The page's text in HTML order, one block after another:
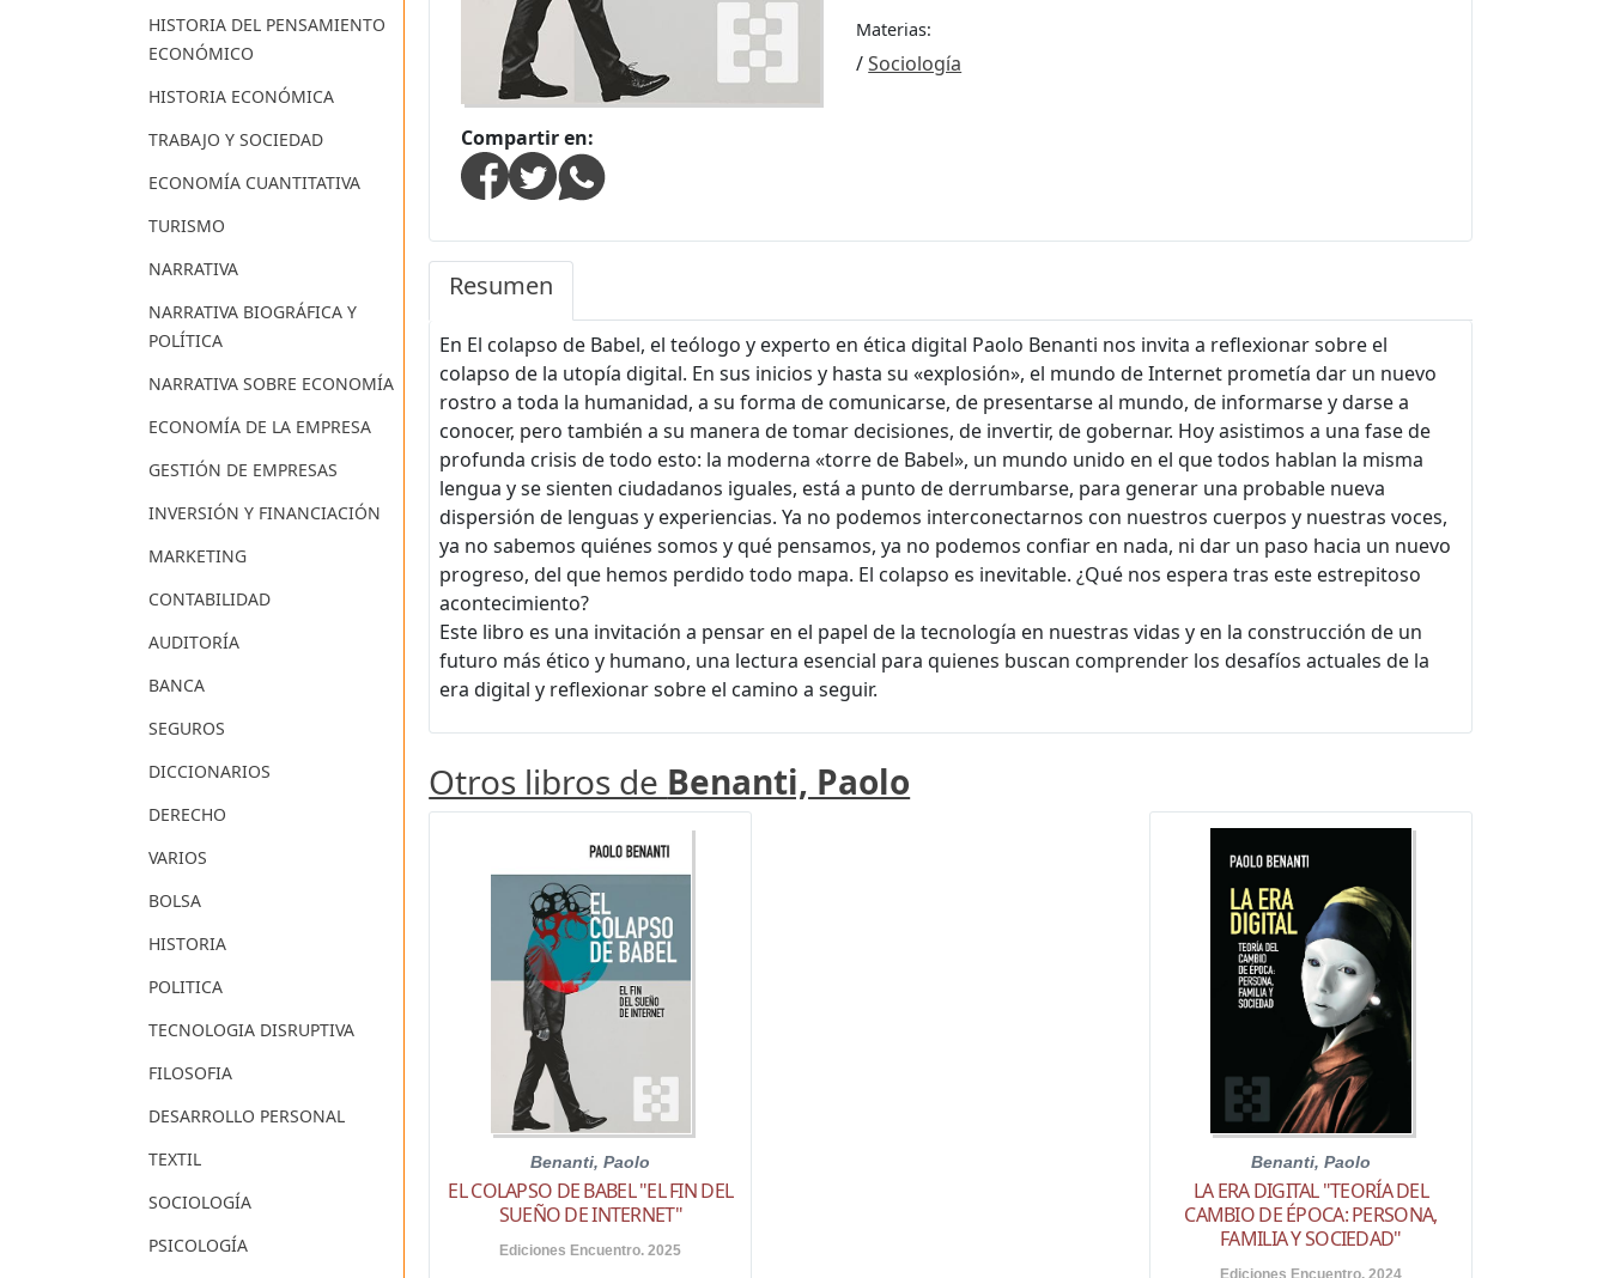
HISTORIA DEL PENSAMIENTO
ECONÓMICO
HISTORIA ECONÓMICA
TRABAJO Y SOCIEDAD
ECONOMÍA CUANTITATIVA
TURISMO
NARRATIVA
NARRATIVA BIOGRÁFICA Y
POLÍTICA
NARRATIVA SOBRE ECONOMÍA
ECONOMÍA DE LA EMPRESA
GESTIÓN DE EMPRESAS
INVERSIÓN Y FINANCIACIÓN
MARKETING
CONTABILIDAD
AUDITORÍA
BANCA
SEGUROS
DICCIONARIOS
DERECHO
VARIOS
BOLSA
HISTORIA
POLITICA
TECNOLOGIA DISRUPTIVA
FILOSOFIA
DESARROLLO PERSONAL
TEXTIL
SOCIOLOGÍA
PSICOLOGÍA
Compartir en:
Materias:
/Sociología
Resumen
En El colapso de Babel, el teólogo y experto en ética digital Paolo Benanti nos invita a reflexionar sobre el
colapso de la utopía digital. En sus inicios y hasta su «explosión», el mundo de Internet prometía dar un nuevo
rostro a toda la humanidad, a su forma de comunicarse, de presentarse al mundo, de informarse y darse a
conocer, pero también a su manera de tomar decisiones, de invertir, de gobernar. Hoy asistimos a una fase de
profunda crisis de todo esto: la moderna «torre de Babel», un mundo unido en el que todos hablan la misma
lengua y se sienten ciudadanos iguales, está a punto de derrumbarse, para generar una probable nueva
dispersión de lenguas y experiencias. Ya no podemos interconectarnos con nuestros cuerpos y nuestras voces,
ya no sabemos quiénes somos y qué pensamos, ya no podemos confiar en nada, ni dar un paso hacia un nuevo
progreso, del que hemos perdido todo mapa. El colapso es inevitable. ¿Qué nos espera tras este estrepitoso
acontecimiento?
Este libro es una invitación a pensar en el papel de la tecnología en nuestras vidas y en la construcción de un
futuro más ético y humano, una lectura esencial para quienes buscan comprender los desafíos actuales de la
era digital y reflexionar sobre el camino a seguir.
Otros libros de Benanti, Paolo
Benanti, Paolo
EL COLAPSO DE BABEL "EL FIN DEL
SUEÑO DE INTERNET"
Ediciones Encuentro. 2025
Benanti, Paolo
LA ERA DIGITAL "TEORÍA DEL
CAMBIO DE ÉPOCA: PERSONA,
FAMILIA Y SOCIEDAD"